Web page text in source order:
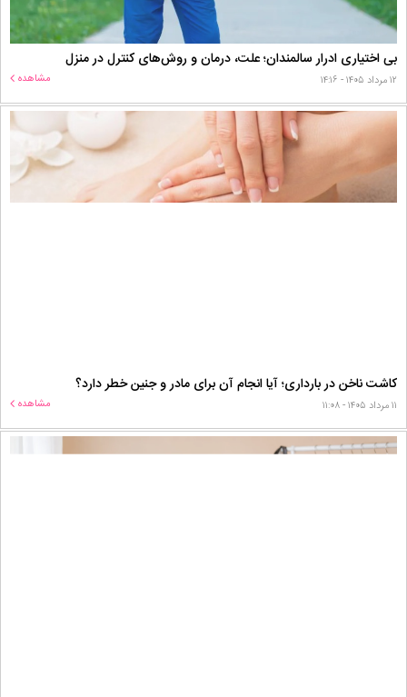
بی اختیاری ادرار سالمندان؛ علت، درمان و روش‌های کنترل در منزل
۱۲ مرداد ۱۴۰۵ - ۱۴:۱۶ مشاهده
کاشت ناخن در بارداری؛ آیا انجام آن برای مادر و جنین خطر دارد؟
۱۱ مرداد ۱۴۰۵ - ۱۱:۰۸ مشاهده